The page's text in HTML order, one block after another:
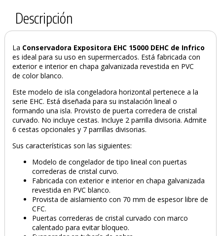
Descripción
La Conservadora Expositora EHC 15000 DEHC de Infrico
es ideal para su uso en supermercados. Está fabricada con
exterior e interior en chapa galvanizada revestida en PVC
de color blanco.
Este modelo de isla congeladora horizontal pertenece a la
serie EHC. Está diseñada para su instalación lineal o
formando una isla. Provisto de puerta corredera de cristal
curvado. No incluye cestas. Incluye 2 parrilla divisoria. Admite
6 cestas opcionales y 7 parrillas divisorias.
Sus características son las siguientes:
Modelo de congelador de tipo lineal con puertas
correderas de cristal curvo.
Fabricada con exterior e interior en chapa galvanizada
revestida en PVC blanco.
Provista de aislamiento con 70 mm de espesor libre de
CFC.
Puertas correderas de cristal curvado con marco
calentado para evitar bloqueo.